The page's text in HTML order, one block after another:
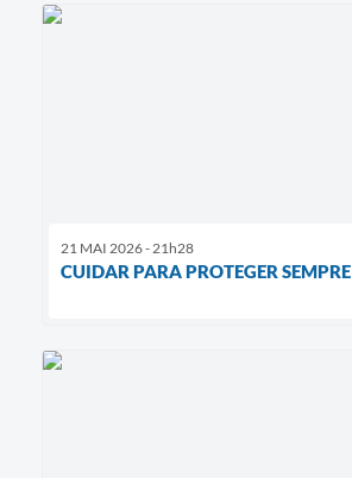
21 MAI 2026 - 21h28
CUIDAR PARA PROTEGER SEMPRE